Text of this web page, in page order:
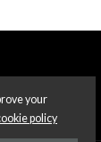
your
policy